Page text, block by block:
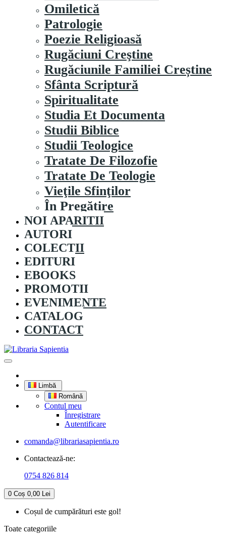
Omiletică
Patrologie
Poezie Religioasă
Rugăciuni Creştine
Rugăciunile Familiei Creștine
Sfânta Scriptură
Spiritualitate
Studia Et Documenta
Studii Biblice
Studii Teologice
Tratate De Filozofie
Tratate De Teologie
Vieţile Sfinţilor
În Pregătire
NOI APARITII
AUTORI
COLECȚII
EDITURI
EBOOKS
PROMOȚII
EVENIMENTE
CATALOG
CONTACT
Limbă
Română
Contul meu
Înregistrare
Autentificare
comanda@librariasapientia.ro
Contactează-ne:
0754 826 814
0 Coș 0,00 Lei
Coșul de cumpărături este gol!
Toate categoriile